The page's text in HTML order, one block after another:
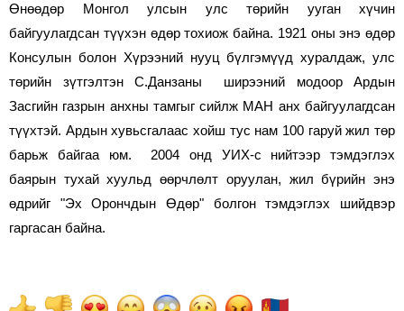
Өнөөдөр Монгол улсын улс төрийн ууган хүчин
байгуулагдсан түүхэн өдөр тохиож байна. 1921 оны энэ өдөр
Консулын болон Хүрээний нууц бүлгэмүүд хуралдаж, улс
төрийн зүтгэлтэн С.Данзаны
ширээний модоор Ардын
Засгийн газрын анхны тамгыг сийлж МАН анх байгуулагдсан
түүхтэй. Ардын хувьсгалаас хойш тус нам 100 гаруй жил төр
барьж байгаа юм. 2004 онд УИХ-с нийтээр тэмдэглэх
баярын тухай хуульд өөрчлөлт оруулан, жил бүрийн энэ
өдрийг "Эх Орончдын Өдөр" болгон тэмдэглэх шийдвэр
гаргасан байна.